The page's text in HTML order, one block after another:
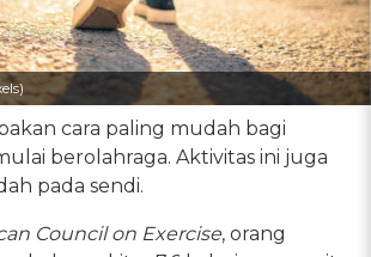
cara paling mudah bagi
berolahraga. Aktivitas ini juga
pada sendi.
Council on Exercise, orang